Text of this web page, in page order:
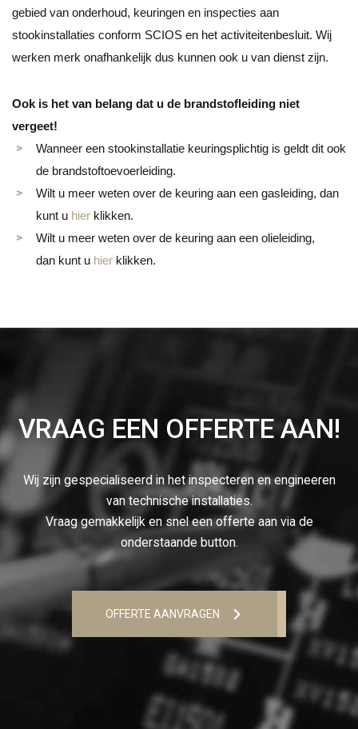
gebied van onderhoud, keuringen en inspecties aan
stookinstallaties conform SCIOS en het activiteitenbesluit. Wij
werken merk onafhankelijk dus kunnen ook u van dienst zijn.
Ook is het van belang dat u de brandstofleiding niet
vergeet!
Wanneer een stookinstallatie keuringsplichtig is geldt dit ook
de brandstoftoevoerleiding.
Wilt u meer weten over de keuring aan een gasleiding, dan
kunt u hier klikken.
Wilt u meer weten over de keuring aan een olieleiding,
dan kunt u hier klikken.
VRAAG EEN OFFERTE AAN!
Wij zijn gespecialiseerd in het inspecteren en engineeren
van technische installaties.
Vraag gemakkelijk en snel een offerte aan via de
onderstaande button.
OFFERTE AANVRAGEN